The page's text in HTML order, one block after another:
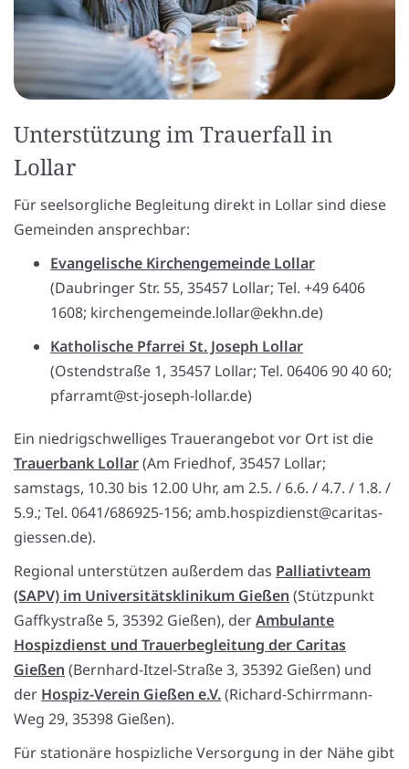
Unterstützung im Trauerfall in
Lollar
Für seelsorgliche Begleitung direkt in Lollar sind diese
Gemeinden ansprechbar:
Evangelische Kirchengemeinde Lollar
(Daubringer Str. 55, 35457 Lollar; Tel. +49 6406
1608; kirchengemeinde.lollar@ekhn.de)
Katholische Pfarrei St. Joseph Lollar
(Ostendstraße 1, 35457 Lollar; Tel. 06406 90 40 60;
pfarramt@st-joseph-lollar.de)
Ein niedrigschwelliges Trauerangebot vor Ort ist die
Trauerbank Lollar(Am Friedhof, 35457 Lollar;
samstags, 10.30 bis 12.00 Uhr, am 2.5. / 6.6. / 4.7. / 1.8. /
5.9.; Tel. 0641/686925-156; amb.hospizdienst@caritas-
giessen.de).
Regional unterstützen außerdem das Palliativteam
(SAPV) im Universitätsklinikum Gießen (Stützpunkt
Gaffkystraße 5, 35392 Gießen), derAmbulante
Hospizdienst und Trauerbegleitung der Caritas
Gießen (Bernhard-Itzel-Straße 3, 35392 Gießen) und
der Hospiz-Verein Gießen e.V.(Richard-Schirrmann-
Weg 29, 35398 Gießen).
Für stationäre hospizliche Versorgung in der Nähe gibt